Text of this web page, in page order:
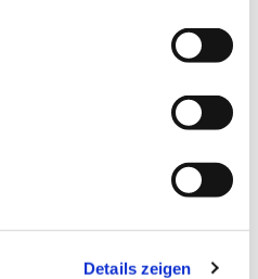
Details zeigen